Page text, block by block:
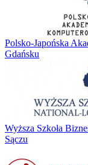
Polsko-Japońska
Gdańsku
Wyższa Szkoła
Sączu